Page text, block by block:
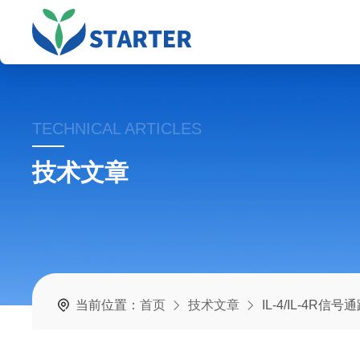
TECHNICAL ARTICLES
技术文章
当前位置：首页 技术文章 IL-4/IL-4R信号